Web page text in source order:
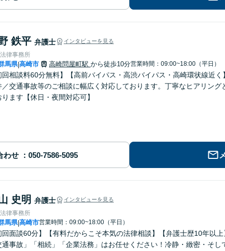
鉄平 弁護士 インタビューを見る
律事務所
馬県|高崎市 高崎問屋町駅 から徒歩10分営業時間：09:00~18:00（平日）
回相談料60分無料】【高前バイパス・高渋バイパス・高崎環状線近
／交通事故等のご相談に幅広く対応しております。丁寧なヒアリン
ります【休日・夜間対応可】
わせ
史明 弁護士 インタビューを見る
律事務所
馬県|高崎市営業時間：09:00~18:00（平日）
回面談60分】【有料だからこそ本気の法律相談】【弁護士歴10年以
通事故」「相続」「企業法務」はお任せください！冷静・緻密・そ